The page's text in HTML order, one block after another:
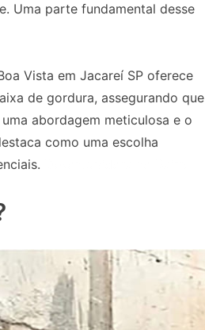
Uma parte fundamental desse
Vista em Jacareí SP oferece
de gordura, assegurando que
abordagem meticulosa e o
como uma escolha